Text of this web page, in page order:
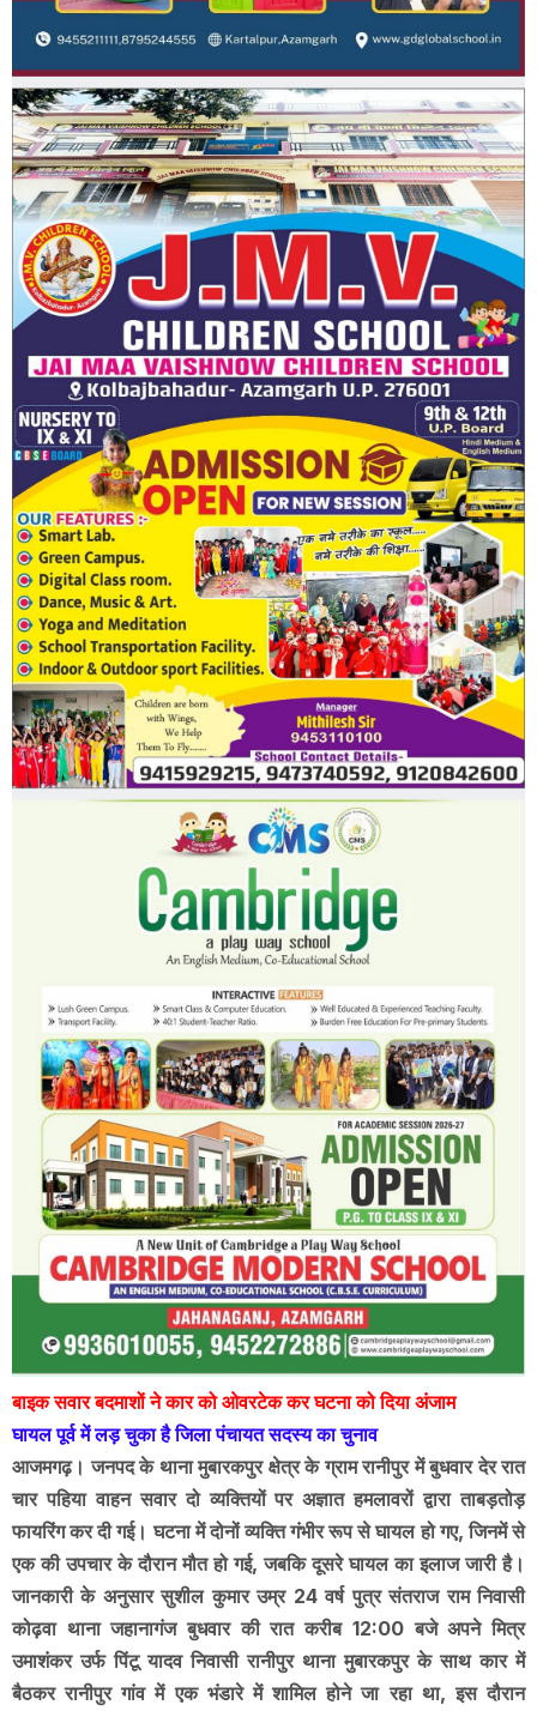
बाइक सवार बदमाशों ने कार को ओवरटेक कर घटना को दिया अंजाम
घायल पूर्व में लड़ चुका है जिला पंचायत सदस्य का चुनाव
आजमगढ़। जनपद के थाना मुबारकपुर क्षेत्र के ग्राम रानीपुर में बुधवार देर रात
चार पहिया वाहन सवार दो व्यक्तियों पर अज्ञात हमलावरों द्वारा ताबड़तोड़
फायरिंग कर दी गई। घटना में दोनों व्यक्ति गंभीर रूप से घायल हो गए, जिनमें से
एक की उपचार के दौरान मौत हो गई, जबकि दूसरे घायल का इलाज जारी है।
जानकारी के अनुसार सुशील कुमार उम्र 24 वर्ष पुत्र संतराज राम निवासी
कोढ़वा थाना जहानागंज बुधवार की रात करीब 12:00 बजे अपने मित्र
उमाशंकर उर्फ पिंटू यादव निवासी रानीपुर थाना मुबारकपुर के साथ कार में
बैठकर रानीपुर गांव में एक भंडारे में शामिल होने जा रहा था, इस दौरान